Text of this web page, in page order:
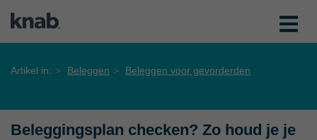
Artikel in: Beleggen Beleggen voor gevorderden
Beleggingsplan checken? Zo houd je je